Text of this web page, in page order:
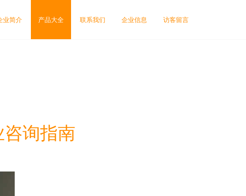
业简介 产品大全 联系我们 企业信息 访客留言
询指南